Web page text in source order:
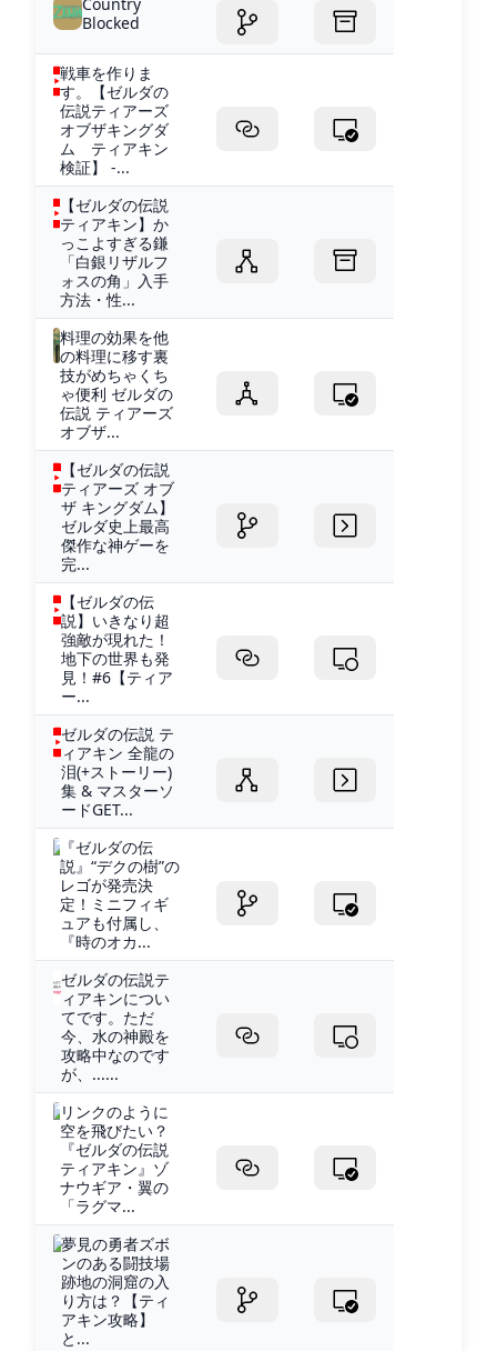
Blocked
戦車を作りま
す。【ゼルダの
伝説ティアーズ
オブザキングダ
ム ティアキン
検証】 -...
【ゼルダの伝説
ティアキン】か
っこよすぎる鎌
「白銀リザルフ
ォスの角」入手
方法・性...
料理の効果を他
の料理に移す裏
技がめちゃくち
ゃ便利 ゼルダの
伝説 ティアーズ
オブザ...
【ゼルダの伝説
ティアーズ オブ
ザ キングダム】
ゼルダ史上最高
傑作な神ゲーを
完...
【ゼルダの伝
説】いきなり超
強敵が現れた！
地下の世界も発
見！#6【ティア
ー...
ゼルダの伝説 テ
ィアキン 全龍の
泪(+ストーリー)
集 & マスターソ
ードGET...
『ゼルダの伝
説』“デクの樹”の
レゴが発売決
定！ミニフィギ
ュアも付属し、
『時のオカ...
ゼルダの伝説テ
ィアキンについ
てです。ただ
今、水の神殿を
攻略中なのです
が、......
リンクのように
空を飛びたい？
『ゼルダの伝説
ティアキン』ゾ
ナウギア・翼の
「ラグマ...
夢見の勇者ズボ
ンのある闘技場
跡地の洞窟の入
り方は？【ティ
アキン攻略】
と...